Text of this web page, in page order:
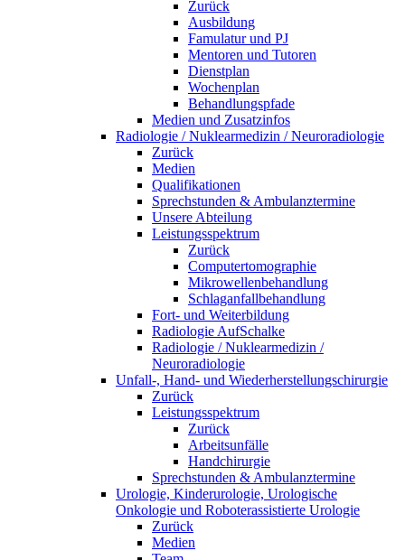
Zurück
Ausbildung
Famulatur und PJ
Mentoren und Tutoren
Dienstplan
Wochenplan
Behandlungspfade
Medien und Zusatzinfos
Radiologie / Nuklearmedizin / Neuroradiologie
Zurück
Medien
Qualifikationen
Sprechstunden & Ambulanztermine
Unsere Abteilung
Leistungsspektrum
Zurück
Computertomographie
Mikrowellenbehandlung
Schlaganfallbehandlung
Fort- und Weiterbildung
Radiologie AufSchalke
Radiologie / Nuklearmedizin /
Neuroradiologie
Unfall-, Hand- und Wiederherstellungschirurgie
Zurück
Leistungsspektrum
Zurück
Arbeitsunfälle
Handchirurgie
Sprechstunden & Ambulanztermine
Urologie, Kinderurologie, Urologische
Onkologie und Roboterassistierte Urologie
Zurück
Medien